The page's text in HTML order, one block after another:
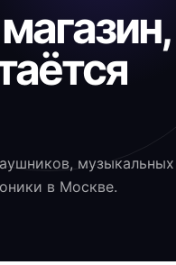
музыкальных
в Москве.